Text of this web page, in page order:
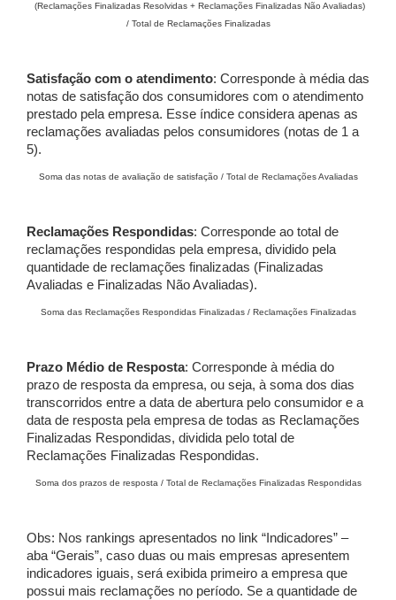
(Reclamações Finalizadas Resolvidas + Reclamações Finalizadas Não Avaliadas)
/ Total de Reclamações Finalizadas
Satisfação com o atendimento: Corresponde à média das
notas de satisfação dos consumidores com o atendimento
prestado pela empresa. Esse índice considera apenas as
reclamações avaliadas pelos consumidores (notas de 1 a
5).
Soma das notas de avaliação de satisfação / Total de Reclamações Avaliadas
Reclamações Respondidas: Corresponde ao total de
reclamações respondidas pela empresa, dividido pela
quantidade de reclamações finalizadas (Finalizadas
Avaliadas e Finalizadas Não Avaliadas).
Soma das Reclamações Respondidas Finalizadas / Reclamações Finalizadas
Prazo Médio de Resposta: Corresponde à média do
prazo de resposta da empresa, ou seja, à soma dos dias
transcorridos entre a data de abertura pelo consumidor e a
data de resposta pela empresa de todas as Reclamações
Finalizadas Respondidas, dividida pelo total de
Reclamações Finalizadas Respondidas.
Soma dos prazos de resposta / Total de Reclamações Finalizadas Respondidas
Obs: Nos rankings apresentados no link “Indicadores” –
aba “Gerais”, caso duas ou mais empresas apresentem
indicadores iguais, será exibida primeiro a empresa que
possui mais reclamações no período. Se a quantidade de